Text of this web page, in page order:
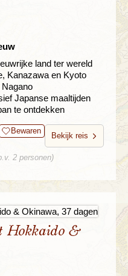
land ter wereld
Kanazawa en Kyoto
Japanse maaltijden
te ontdekken
Bewaren
Bekijk reis
2 personen)
Hokkaido &